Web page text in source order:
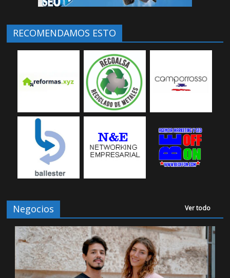
RECOMENDAMOS ESTO
Negocios Ver todo